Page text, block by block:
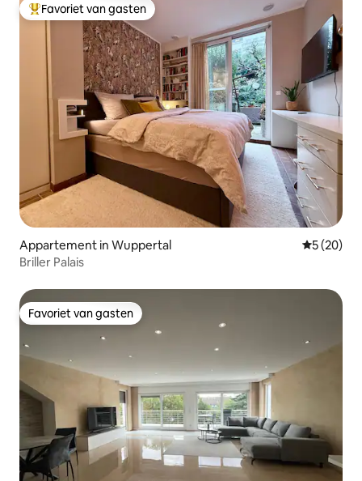
Topfavoriet van gasten
Favoriet van gasten
Appartement in Wuppertal
5 (20)
Briller Palais
Favoriet van gasten
Favoriet van gasten